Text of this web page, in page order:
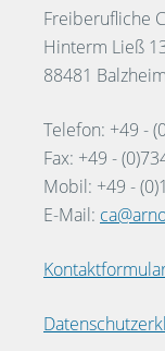
Freiberufliche
Hinterm Ließ
88481 Balzheim
Telefon: +49 -
Fax: +49 -
Mobil: +49 -
E-Mail: